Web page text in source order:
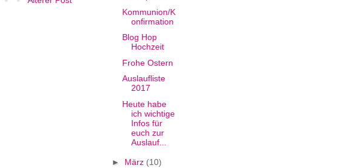
Kommunion/K
onfirmation
Blog Hop
Hochzeit
Frohe Ostern
Auslaufliste
2017
Heute habe
ich wichtige
Infos für
euch zur
Auslauf...
► März (10)